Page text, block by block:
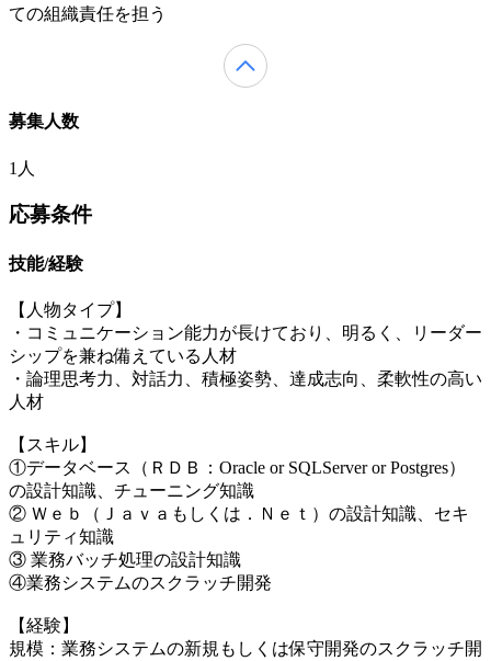
ての組織責任を担う
募集人数
1人
応募条件
技能/経験
【人物タイプ】
・コミュニケーション能力が長けており、明るく、リーダー
シップを兼ね備えている人材
・論理思考力、対話力、積極姿勢、達成志向、柔軟性の高い
人材
【スキル】
①データベース（ＲＤＢ：Oracle or SQLServer or Postgres）
の設計知識、チューニング知識
② Ｗｅｂ（Ｊａｖａもしくは．Ｎｅｔ）の設計知識、セキ
ュリティ知識
③ 業務バッチ処理の設計知識
④業務システムのスクラッチ開発
【経験】
規模：業務システムの新規もしくは保守開発のスクラッチ開